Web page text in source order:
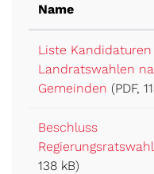
Name
Liste Kandidaturen
Landratswahlen
Gemeinden (PDF,
Beschluss
138 kB)